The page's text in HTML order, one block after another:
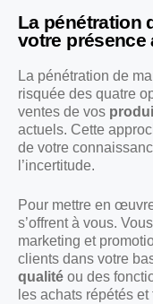
La pénétration
votre présence
La pénétration de
risquée des quatre
ventes de vos
actuels. Cette
de votre
l’incertitude.
Pour mettre en
s’offrent à vous.
marketing et
clients dans votre
qualité ou des
les achats répétés